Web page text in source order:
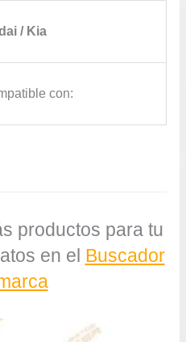
/ Kia
con:
productos para tu
en el Buscador